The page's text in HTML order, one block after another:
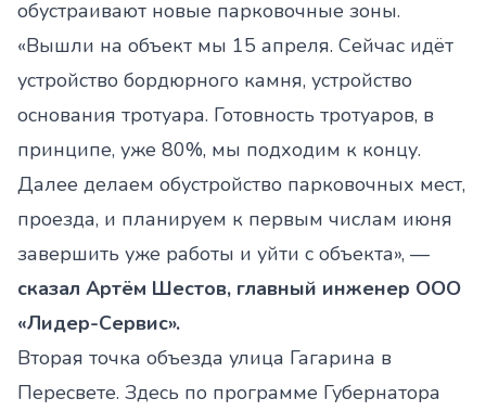
обустраивают новые парковочные зоны.
«Вышли на объект мы 15 апреля. Сейчас идёт
устройство бордюрного камня, устройство
основания тротуара. Готовность тротуаров, в
принципе, уже 80%, мы подходим к концу.
Далее делаем обустройство парковочных мест,
проезда, и планируем к первым числам июня
завершить уже работы и уйти с объекта», —
сказал Артём Шестов, главный инженер ООО
«Лидер-Сервис».
Вторая точка объезда улица Гагарина в
Пересвете. Здесь по программе Губернатора